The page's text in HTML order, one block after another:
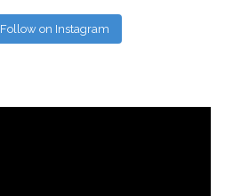
Follow on Instagram